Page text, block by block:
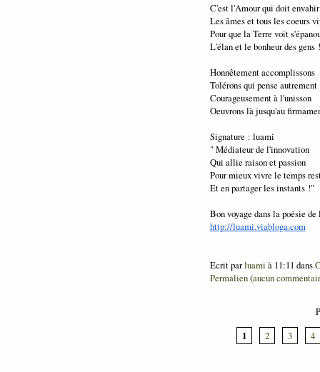
C'est l'Amour qui doit envahir
Les âmes et tous les coeurs
Pour que la Terre voit
L'élan et le bonheur des gens !
Honnêtement accomplissons
Tolérons qui pense autrement
Courageusement à l'unisson
Oeuvrons là jusqu'au
Signature : luami
" Médiateur de l'innovation
Qui allie raison et passion
Pour mieux vivre le temps
Et en partager les instants !"
Bon voyage dans la poésie
http://luami.viabloga.com
Ecrit parluami à 11:11 dans
Permalien(aucun
1
2 3 4